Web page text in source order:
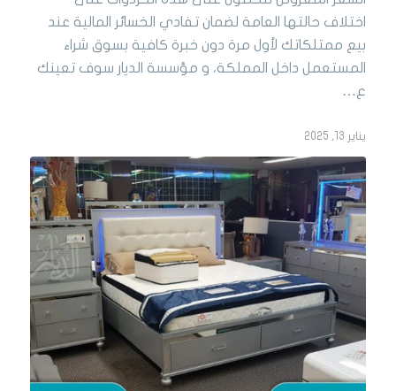
اختلاف حالتها العامة لضمان تفادي الخسائر المالية عند
بيع ممتلكاتك لأول مرة دون خبرة كافية بسوق شراء
المستعمل داخل المملكة، و مؤسسة الديار سوف تعينك
ع…
يناير 13, 2025